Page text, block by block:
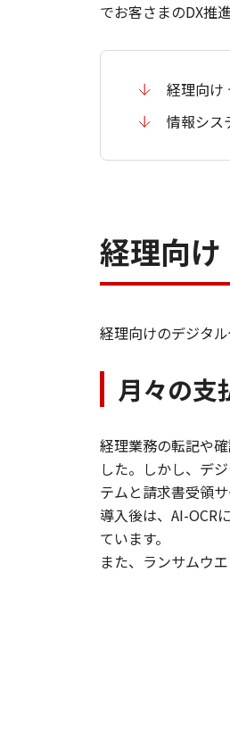
でお客さまのDX推
経理向け
情報シス
経理向
経理向けのデジタ
月々の支
経理業務の転記や
した。しかし、デ
テムと請求書受領
導入後は、AI-OCR
ています。
また、ランサムウ